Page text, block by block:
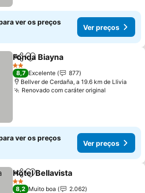
ver os preços
Ver preços
PartilharAdicionar aos favoritos
Fonda Biayna
2 Estrelas
8,7 Excelente
877
Bellver de Cerdaña, a 19.6 km de Llivia
Renovado com caráter original
ver os preços
Ver preços
PartilharAdicionar aos favoritos
Hotel Bellavista
2 Estrelas
8,2 Muito boa
2.062